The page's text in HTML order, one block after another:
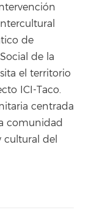
de
de la
el territorio
ICI-Taco.
centrada
comunidad
cultural del